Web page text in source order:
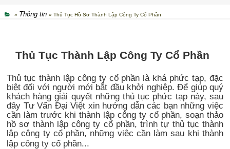
» Thông tin » Thủ Tục Hồ Sơ Thành Lập Công Ty Cổ Phần
Thủ Tục Thành Lập Công Ty Cổ Phần
Thủ tục thành lập công ty cổ phần là khá phức tạp, đặc
biệt đối với người mới bắt đầu khởi nghiệp. Để giúp quý
khách hàng giải quyết những thủ tục phức tạp này, sau
đây Tư Vấn Đại Việt xin hướng dẫn các bạn những việc
cần làm trước khi thành lập công ty cổ phần, soạn thảo
hồ sơ thành lập công ty cổ phần, trình tự thủ tục thành
lập công ty cổ phần, những việc cần làm sau khi thành
lập công ty cổ phần...